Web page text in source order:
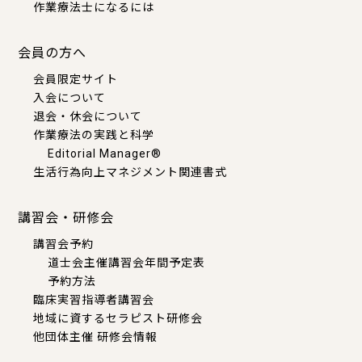
作業療法士になるには
会員の方へ
会員限定サイト
入会について
退会・休会について
作業療法の実践と科学
Editorial Manager®
生活行為向上マネジメント関連書式
講習会・研修会
講習会予約
道士会主催講習会年間予定表
予約方法
臨床実習指導者講習会
地域に資するセラピスト研修会
他団体主催 研修会情報